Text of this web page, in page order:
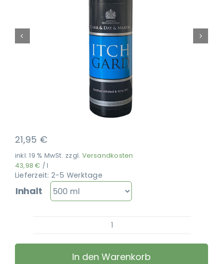
21,95 €
inkl. 19 % MwSt. zzgl. Versandkosten
43,98€ /l
Lieferzeit: 2-5 Werktage
Inhalt
Carr
&
Day
In den Warenkorb